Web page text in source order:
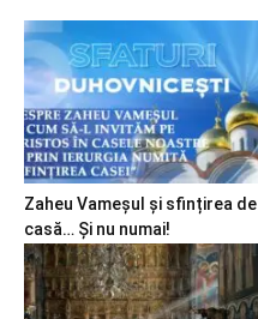
Zaheu Vameșul și sfințirea de
casă… Și nu numai!